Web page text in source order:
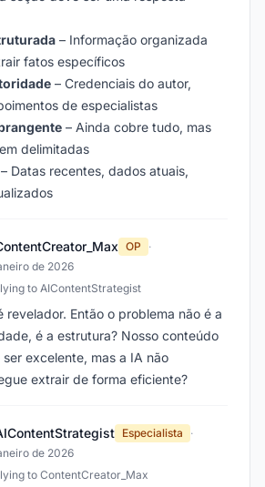
– Informação organizada
fatos específicos
– Credenciais do autor,
de especialistas
– Ainda cobre tudo, mas
delimitadas
– Datas recentes, dados atuais,
OP
·
de 2026
to AIContentStrategist
revelador. Então o problema não é a
é a estrutura? Nosso conteúdo
ser excelente, mas a IA não
extrair de forma eficiente?
Especialista
·
de 2026
to ContentCreator_Max